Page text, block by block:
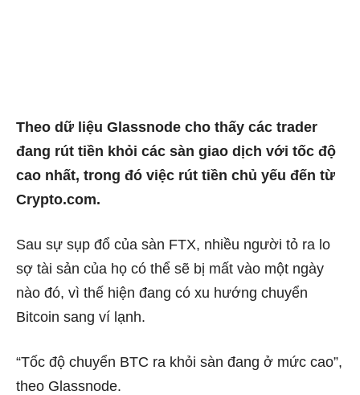
Theo dữ liệu Glassnode cho thấy các trader
đang rút tiền khỏi các sàn giao dịch với tốc độ
cao nhất, trong đó việc rút tiền chủ yếu đến từ
Crypto.com.
Sau sự sụp đổ của sàn FTX, nhiều người tỏ ra lo
sợ tài sản của họ có thể sẽ bị mất vào một ngày
nào đó, vì thế hiện đang có xu hướng chuyển
Bitcoin sang ví lạnh.
“Tốc độ chuyển BTC ra khỏi sàn đang ở mức cao”,
theo Glassnode.